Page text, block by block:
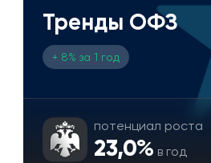
Тренды ОФЗ
+ 8% за 1 год
потенциал роста
23,0% в год